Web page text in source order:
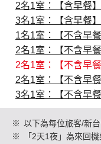
創造旅遊
2名1室：【含早餐
3名1室：【含早餐
1名1室：【不含早
2名1室：【不含早
2名1室：【不含早
2名1室：【不含早
3名1室：【不含早
※ 以下為每位旅客/新
※
「2天1夜」為來回